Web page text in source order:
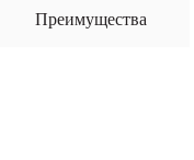
Преимущества